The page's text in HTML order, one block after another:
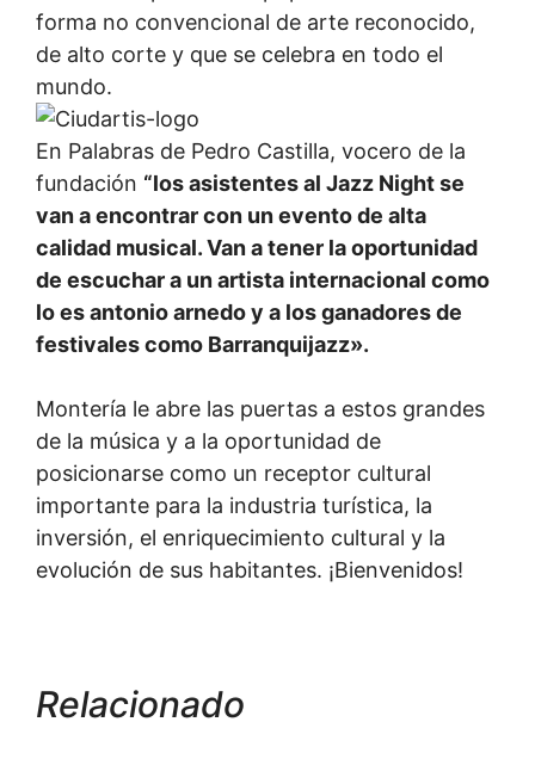
forma no convencional de arte reconocido,
de alto corte y que se celebra en todo el
mundo.
En Palabras de Pedro Castilla, vocero de la
fundación “los asistentes al Jazz Night se
van a encontrar con un evento de alta
calidad musical. Van a tener la oportunidad
de escuchar a un artista internacional como
lo es antonio arnedo y a los ganadores de
festivales como Barranquijazz».
Montería le abre las puertas a estos grandes
de la música y a la oportunidad de
posicionarse como un receptor cultural
importante para la industria turística, la
inversión, el enriquecimiento cultural y la
evolución de sus habitantes. ¡Bienvenidos!
Relacionado